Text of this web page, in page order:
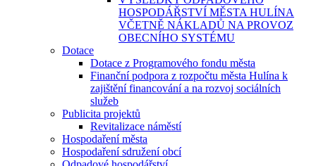
HOSPODÁŘSTVÍ MĚSTA HULÍNA
VČETNĚ NÁKLADŮ NA PROVOZ
OBECNÍHO SYSTÉMU
Dotace
Dotace z Programového fondu města
Finanční podpora z rozpočtu města Hulína k
zajištění financování a na rozvoj sociálních
služeb
Publicita projektů
Revitalizace náměstí
Hospodaření města
Hospodaření sdružení obcí